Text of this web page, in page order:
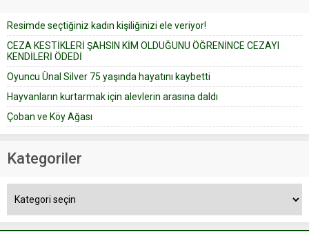
yapıştırdığı için düğünden...
Resimde seçtiğiniz kadın kişiliğinizi ele veriyor!
CEZA KESTİKLERİ ŞAHSIN KİM OLDUĞUNU ÖĞRENİNCE CEZAYI
KENDİLERİ ÖDEDİ
Oyuncu Ünal Silver 75 yaşında hayatını kaybetti
Hayvanların kurtarmak için alevlerin arasına daldı
Çoban ve Köy Ağası
Kategoriler